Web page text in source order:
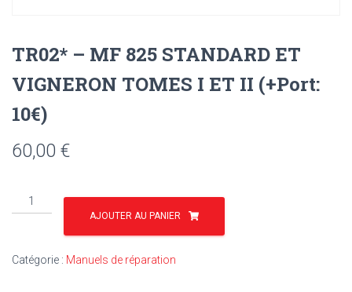
TR02* – MF 825 STANDARD ET
VIGNERON TOMES I ET II (+Port:
10€)
60,00 €
quantité
de
MF
AJOUTER AU PANIER
Catégorie : Manuels de réparation